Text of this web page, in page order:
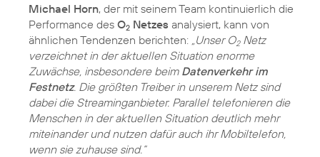
Michael Horn, der mit seinem Team kontinuierlich die
Performance des O2 Netzes analysiert, kann von
ähnlichen Tendenzen berichten: „Unser O2Netz
verzeichnet in der aktuellen Situation enorme
Zuwächse, insbesondere beim Datenverkehr im
Festnetz. Die größten Treiber in unserem Netz sind
dabei die Streaminganbieter. Parallel telefonieren die
Menschen in der aktuellen Situation deutlich mehr
miteinander und nutzen dafür auch ihr Mobiltelefon,
wenn sie zuhause sind.“